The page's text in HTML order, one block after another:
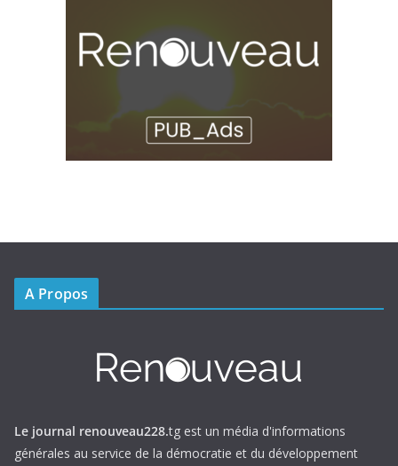
A Propos
Le journal renouveau228.tg est un média d'informations
générales au service de la démocratie et du développement